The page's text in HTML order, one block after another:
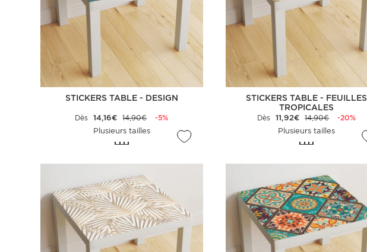
STICKERS TABLE - DESIGN
Dès 14,16€ 14,90€
-5%
Plusieurs tailles
STICKERS TABLE - FEUILLES
TROPICALES
Dès 11,92€ 14,90€
-20%
Plusieurs tailles